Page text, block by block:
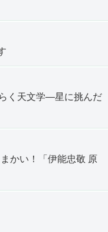
く天文学―星に挑んだ
かい！「伊能忠敬 原